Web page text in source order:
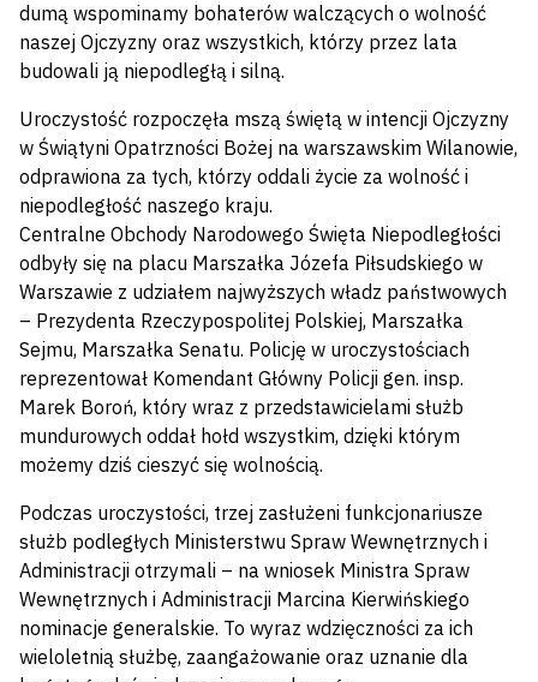
dumą wspominamy bohaterów walczących o wolność
naszej Ojczyzny oraz wszystkich, którzy przez lata
budowali ją niepodległą i silną.
Uroczystość rozpoczęła mszą świętą w intencji Ojczyzny
w Świątyni Opatrzności Bożej na warszawskim Wilanowie,
odprawiona za tych, którzy oddali życie za wolność i
niepodległość naszego kraju.
Centralne Obchody Narodowego Święta Niepodległości
odbyły się na placu Marszałka Józefa Piłsudskiego w
Warszawie z udziałem najwyższych władz państwowych
– Prezydenta Rzeczypospolitej Polskiej, Marszałka
Sejmu, Marszałka Senatu. Policję w uroczystościach
reprezentował Komendant Główny Policji gen. insp.
Marek Boroń, który wraz z przedstawicielami służb
mundurowych oddał hołd wszystkim, dzięki którym
możemy dziś cieszyć się wolnością.
Podczas uroczystości, trzej zasłużeni funkcjonariusze
służb podległych Ministerstwu Spraw Wewnętrznych i
Administracji otrzymali – na wniosek Ministra Spraw
Wewnętrznych i Administracji Marcina Kierwińskiego
nominacje generalskie. To wyraz wdzięczności za ich
wieloletnią służbę, zaangażowanie oraz uznanie dla